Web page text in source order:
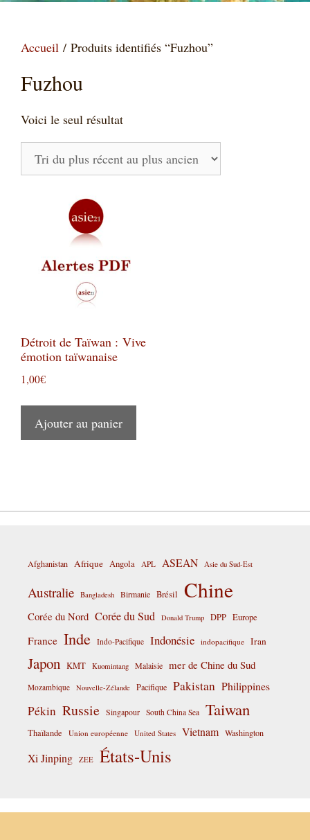
Accueil / Produits identifiés “Fuzhou”
Fuzhou
Voici le seul résultat
Détroit de Taïwan : Vive
émotion taïwanaise
1,00€
Ajouter au panier
Afghanistan Afrique Angola APL ASEAN Asie du Sud-Est
Australie Bangladesh Birmanie Brésil Chine
Corée du Nord Corée du Sud Donald Trump DPP Europe
France Inde Indo-Pacifique Indonésie indopacifique Iran
Japon KMT Kuomintang Malaisie mer de Chine du Sud
Mozambique Nouvelle-Zélande Pacifique Pakistan Philippines
Pékin Russie Singapour South China Sea Taiwan
Thaïlande Union européenne United States Vietnam Washington
Xi Jinping ZEE États-Unis